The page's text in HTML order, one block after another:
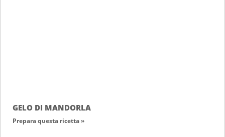
GELO DI MANDORLA
Prepara questa ricetta »